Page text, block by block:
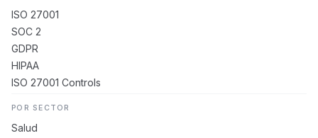
ISO 27001
SOC 2
GDPR
HIPAA
ISO 27001 Controls
POR SECTOR
Salud